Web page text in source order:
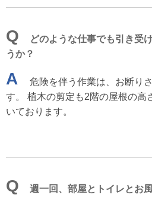
Q
どのような仕事でも引き受
うか？
A
危険を伴う作業は、お断り
す。 植木の剪定も2階の屋根の高
いております。
Q
週一回、部屋とトイレとお